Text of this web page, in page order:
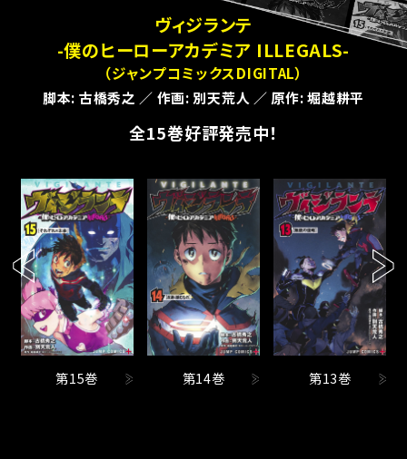
報
ヴィジランテ
-僕のヒーローアカデミア ILLEGALS-
（ジャンプコミックスDIGITAL）
脚本: 古橋秀之 ／ 作画: 別天荒人 ／ 原作: 堀越耕平
全15巻好評発売中！
第15巻 第14巻 第13巻